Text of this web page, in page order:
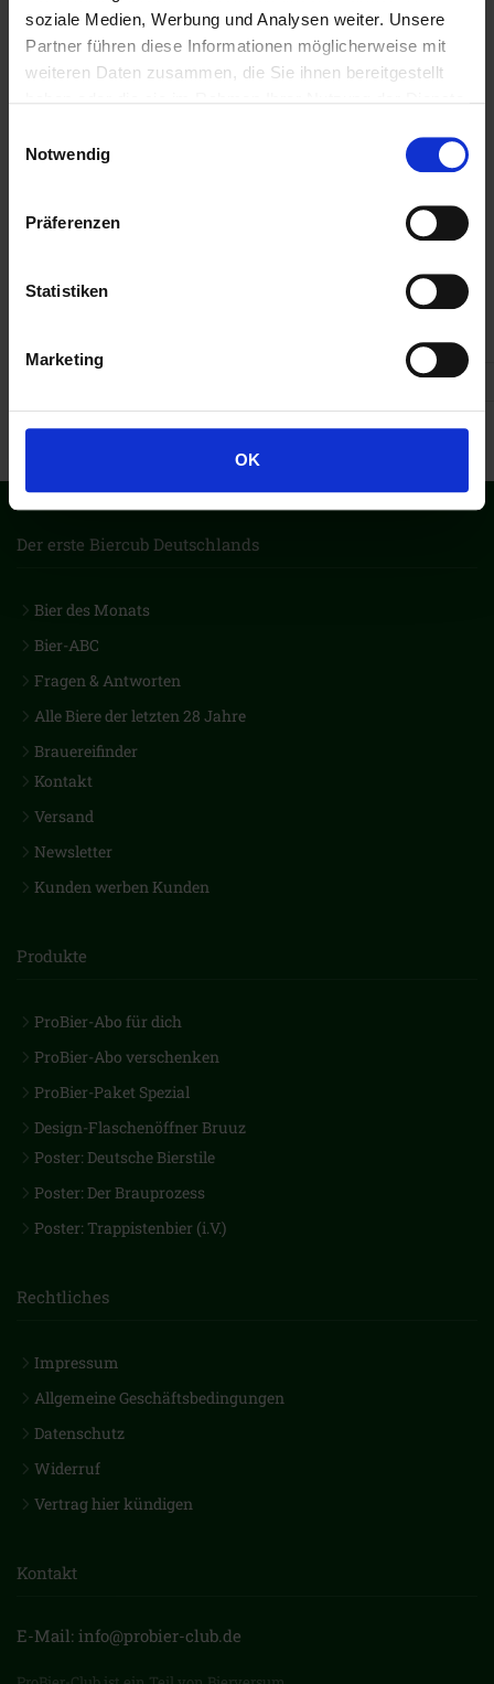
soziale Medien, Werbung und Analysen weiter. Unsere
Partner führen diese Informationen möglicherweise mit
weiteren Daten zusammen, die Sie ihnen bereitgestellt
Notwendig
Präferenzen
Statistiken
Marketing
OK
+
−
Leaflet|©OSM
Folgendes Bier des Monats
Der erste Biercub Deutschlands
Bier des Monats
Bier-ABC
Fragen & Antworten
Alle Biere der letzten 28 Jahre
Brauereifinder
Kontakt
Versand
Newsletter
Kunden werben Kunden
Produkte
ProBier-Abo für dich
ProBier-Abo verschenken
ProBier-Paket Spezial
Design-Flaschenöffner Bruuz
Poster: Deutsche Bierstile
Poster: Der Brauprozess
Poster: Trappistenbier (i.V.)
Rechtliches
Impressum
Allgemeine Geschäftsbedingungen
Datenschutz
Widerruf
Vertrag hier kündigen
Kontakt
E-Mail: info@probier-club.de